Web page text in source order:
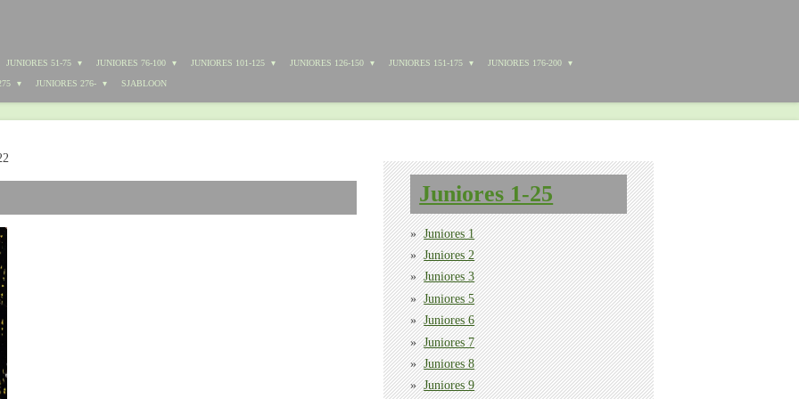
JUNIORES 51-75 JUNIORES 76-100 JUNIORES 101-125 JUNIORES 126-150 JUNIORES 151-175 JUNIORES 176-200
JUNIORES 276- SJABLOON
Juniores 1-25
Juniores 1
Juniores 2
Juniores 3
Juniores 5
Juniores 6
Juniores 7
Juniores 8
Juniores 9